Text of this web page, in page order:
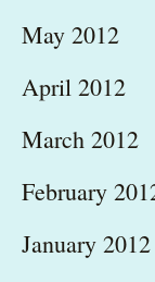
May 2012
April 2012
March 2012
February
January 2012